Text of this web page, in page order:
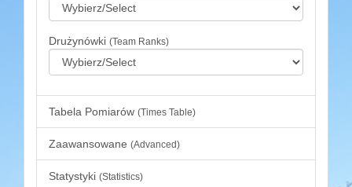
Drużynówki (Team Ranks)
Tabela Pomiarów (Times Table)
Zaawansowane (Advanced)
Statystyki (Statistics)